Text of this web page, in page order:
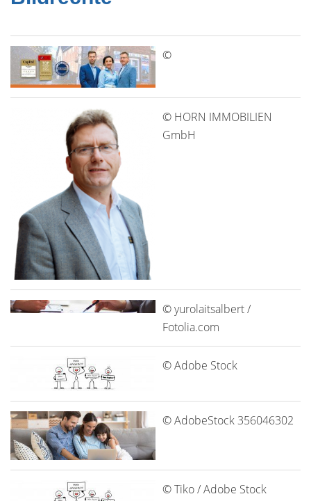
©
© HORN IMMOBILIEN
GmbH
© yurolaitsalbert /
Fotolia.com
© Adobe Stock
© AdobeStock 356046302
© Tiko / Adobe Stock